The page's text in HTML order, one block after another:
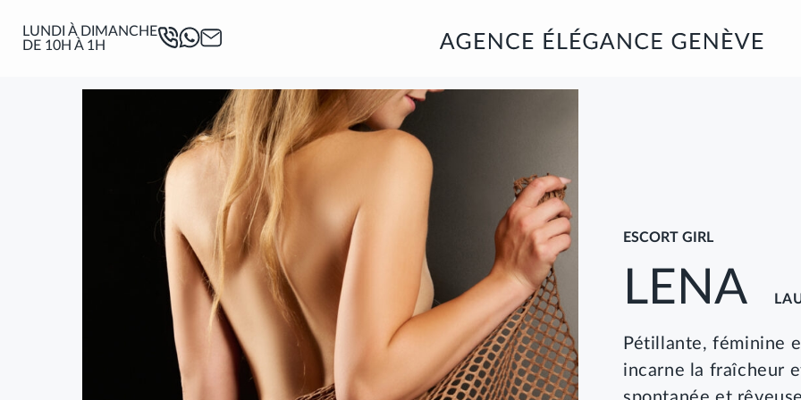
LUNDI À DIMANCHE
DE 10H À 1H
ESCORT GIRL
LENA
Pétillante, féminine
incarne la fraîcheur
LENA DESCRIPTION PHOTOS RATES